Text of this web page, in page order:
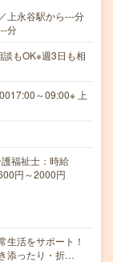
上永谷駅から---分
分
もOK※週3日も相
～09:00※ 上
福祉士：時給
円～2000円
生活をサポート！
添ったり・折…